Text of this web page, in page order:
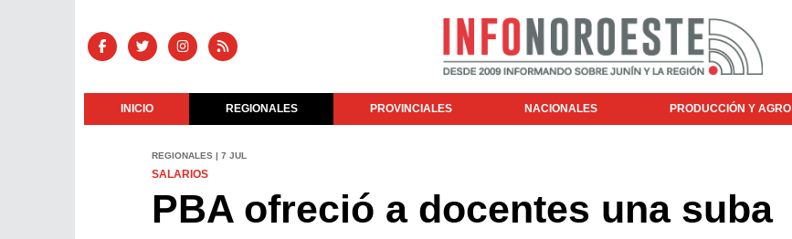
INICIO REGIONALES PROVINCIALES NACIONALES PRODUCCIÓN Y AGRO
REGIONALES | 7 JUL
SALARIOS
PBA ofreció a docentes una suba